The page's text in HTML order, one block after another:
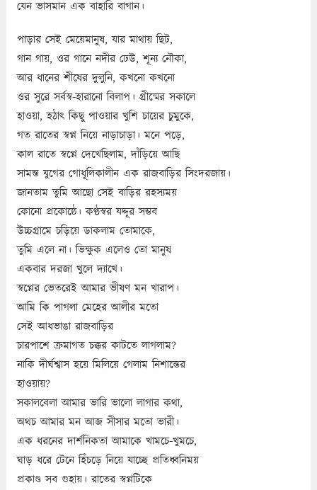
যেন ভাসমান এক বাহারি বাগান।
পাড়ার সেই মেয়েমানুষ, যার মাথায় ছিট,
গান গায়, ওর গানে নদীর ঢেউ, শূন্য নৌকা,
আর ধানের শীষের দুলুনি, কখনো কখনো
ওর সুরে সর্বস্ব-হারানো বিলাপ। গ্রীষ্মের সকালে
হাওয়া, হঠাৎ কিছু পাওয়ার খুশি চায়ের চুমুকে,
গত রাতের স্বপ্ন নিয়ে নাড়াচাড়া। মনে পড়ে,
কাল রাতে স্বপ্নে দেখেছিলাম, দাঁড়িয়ে আছি
সামন্ত যুগের গোধূলিকালীন এক রাজবাড়ির সিংদরজায়।
জানতাম তুমি আছো সেই বাড়ির রহস্যময়
কোনো প্রকোষ্ঠে। কণ্ঠস্বর যদ্দূর সম্ভব
উচ্চগ্রামে চড়িয়ে ডাকলাম তোমাকে,
তুমি এলে না। ভিক্ষুক এলেও তো মানুষ
একবার দরজা খুলে দ্যাখে।
স্বপ্নের ভেতরেই আমার ভীষণ মন খারাপ।
আমি কি পাগলা মেহের আলীর মতো
সেই আধভাঙা রাজবাড়ির
চারপাশে ক্রমাগত চক্কর কাটতে লাগলাম?
নাকি দীর্ঘশ্বাস হয়ে মিলিয়ে গেলাম নিশান্তের
হাওয়ায়?
সকালবেলা আমার ভারি ভালো লাগার কথা,
অথচ আমার মন আজ সীসার মতো ভারী।
এক ধরনের দার্শনিকতা আমাকে খামচে-খুমচে,
ঘাড় ধরে টেনে হিঁচড়ে নিয়ে যাচ্ছে প্রতিধ্বনিময়
প্রকাণ্ড সব গুহায়। রাতের স্বপ্নটিকে